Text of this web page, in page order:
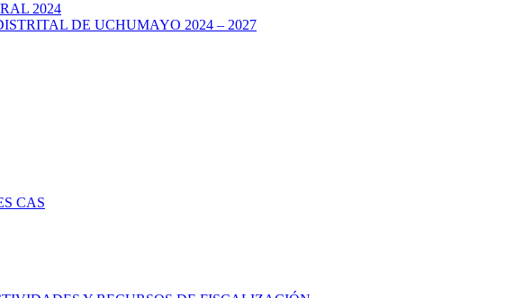
2024
DE UCHUMAYO 2024 – 2027
CAS